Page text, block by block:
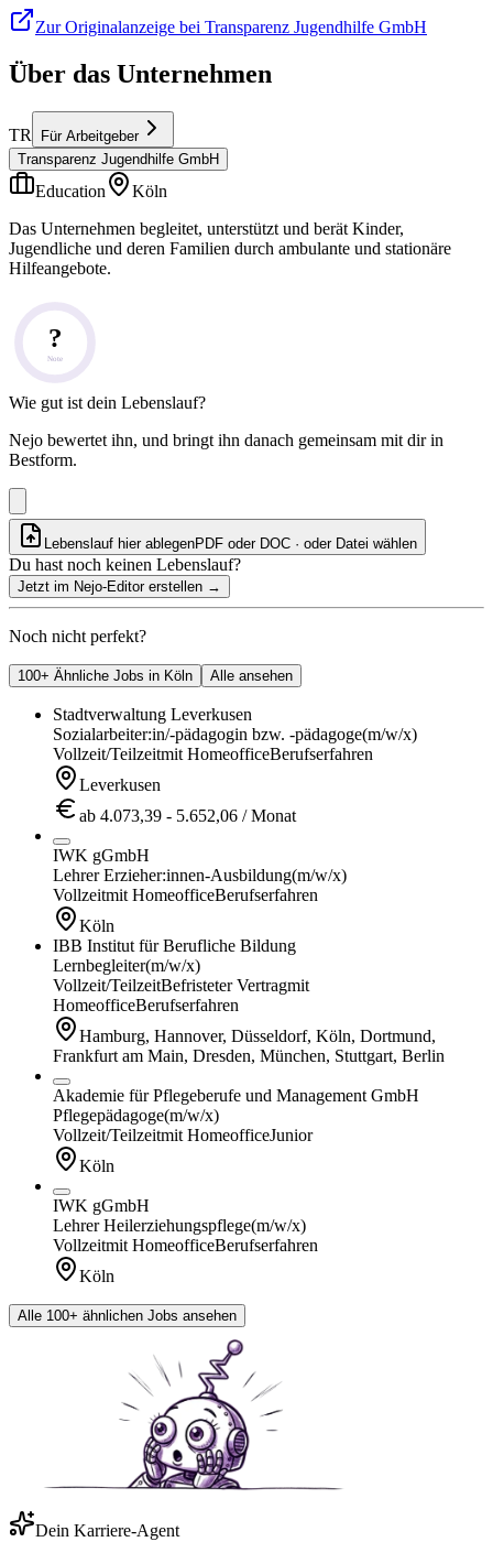
Zur Originalanzeige bei Transparenz Jugendhilfe GmbH
Über das Unternehmen
TR
Für Arbeitgeber
Transparenz Jugendhilfe GmbH
Education
Köln
Das Unternehmen begleitet, unterstützt und berät Kinder,
Jugendliche und deren Familien durch ambulante und stationäre
Hilfeangebote.
?
Note
Wie gut ist dein Lebenslauf?
Nejo bewertet ihn, und bringt ihn danach gemeinsam mit dir in
Bestform.
Lebenslauf hier ablegenPDF oder DOC · oder Datei wählen
Du hast noch keinen Lebenslauf?
Jetzt im Nejo-Editor erstellen →
Noch nicht perfekt?
100+ Ähnliche Jobs in Köln Alle ansehen
Stadtverwaltung Leverkusen
Sozialarbeiter:in/-pädagogin bzw. -pädagoge(m/w/x)
Vollzeit/Teilzeitmit HomeofficeBerufserfahren
Leverkusen
ab 4.073,39 - 5.652,06 / Monat
IWK gGmbH
Lehrer Erzieher:innen-Ausbildung(m/w/x)
Vollzeitmit HomeofficeBerufserfahren
Köln
IBB Institut für Berufliche Bildung
Lernbegleiter(m/w/x)
Vollzeit/TeilzeitBefristeter Vertragmit
HomeofficeBerufserfahren
Hamburg, Hannover, Düsseldorf, Köln, Dortmund,
Frankfurt am Main, Dresden, München, Stuttgart, Berlin
Akademie für Pflegeberufe und Management GmbH
Pflegepädagoge(m/w/x)
Vollzeit/Teilzeitmit HomeofficeJunior
Köln
IWK gGmbH
Lehrer Heilerziehungspflege(m/w/x)
Vollzeitmit HomeofficeBerufserfahren
Köln
Alle 100+ ähnlichen Jobs ansehen
Dein Karriere-Agent